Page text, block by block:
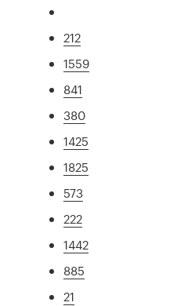
212
1559
841
380
1425
1825
573
222
1442
885
21